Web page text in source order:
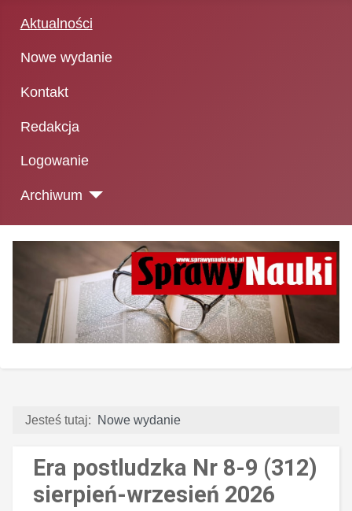
Aktualności
Nowe wydanie
Kontakt
Redakcja
Logowanie
Archiwum
Jesteś tutaj: Nowe wydanie
Era postludzka Nr 8-9 (312)
sierpień-wrzesień 2026